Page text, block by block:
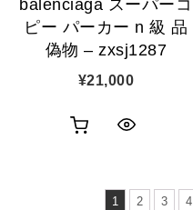
balenciaga スーパーコ
ピー パーカー n 級 品
偽物 – zxsj1287
¥21,000
1 2 3 4